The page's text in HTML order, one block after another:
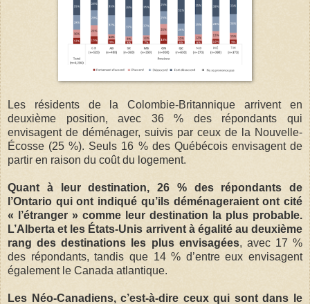
Les résidents de la Colombie-Britannique arrivent en
deuxième position, avec 36 % des répondants qui
envisagent de déménager, suivis par ceux de la Nouvelle-
Écosse (25 %). Seuls 16 % des Québécois envisagent de
partir en raison du coût du logement.
Quant à leur destination, 26 % des répondants de
l’Ontario qui ont indiqué qu’ils déménageraient ont cité
« l’étranger » comme leur destination la plus probable.
L’Alberta et les États-Unis arrivent à égalité au deuxième
rang des destinations les plus envisagées, avec 17 %
des répondants, tandis que 14 % d’entre eux envisagent
également le Canada atlantique.
Les Néo-Canadiens, c’est-à-dire ceux qui sont dans le